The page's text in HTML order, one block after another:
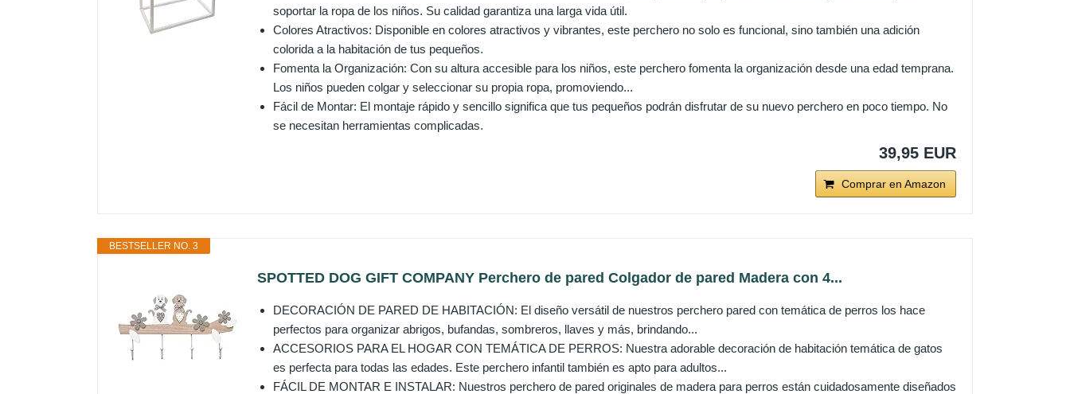
soportar la ropa de los niños. Su calidad garantiza una larga vida útil.
Colores Atractivos: Disponible en colores atractivos y vibrantes, este perchero no solo es funcional, sino también una adición
colorida a la habitación de tus pequeños.
Fomenta la Organización: Con su altura accesible para los niños, este perchero fomenta la organización desde una edad temprana.
Los niños pueden colgar y seleccionar su propia ropa, promoviendo...
Fácil de Montar: El montaje rápido y sencillo significa que tus pequeños podrán disfrutar de su nuevo perchero en poco tiempo. No
se necesitan herramientas complicadas.
39,95 EUR
Comprar en Amazon
BESTSELLER NO. 3
SPOTTED DOG GIFT COMPANY Perchero de pared Colgador de pared Madera con 4...
DECORACIÓN DE PARED DE HABITACIÓN: El diseño versátil de nuestros perchero pared con temática de perros los hace
perfectos para organizar abrigos, bufandas, sombreros, llaves y más, brindando...
ACCESORIOS PARA EL HOGAR CON TEMÁTICA DE PERROS: Nuestra adorable decoración de habitación temática de gatos
es perfecta para todas las edades. Este perchero infantil también es apto para adultos...
FÁCIL DE MONTAR E INSTALAR: Nuestros perchero de pared originales de madera para perros están cuidadosamente diseñados